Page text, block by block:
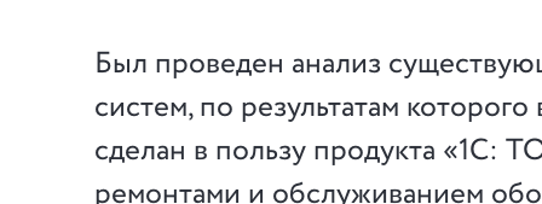
Был проведен анализ
систем, по результатам
сделан в пользу продукта «1С:
ремонтами и обслуживанием